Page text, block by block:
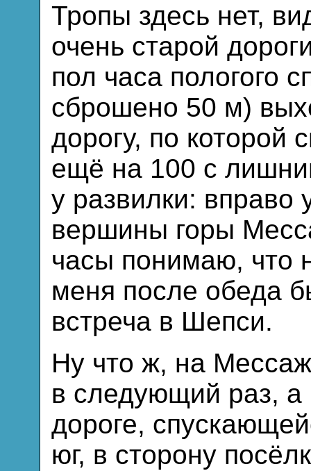
Тропы здесь нет,
очень старой
пол часа пологого
сброшено 50 м)
дорогу, по которой
ещё на 100 с
у развилки: вправо
вершины горы
часы понимаю, что
меня после обеда
встреча в Шепси.
Ну что ж, на
в следующий раз, а
дороге,
юг, в сторону